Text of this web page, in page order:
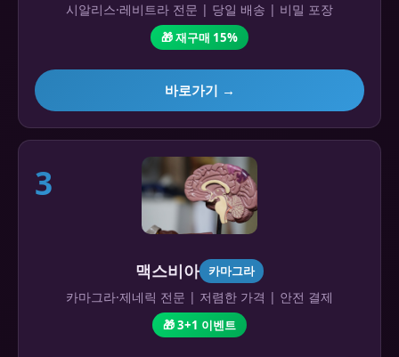
시알리스·레비트라 전문 | 당일 배송 | 비밀 포장
🎁 재구매 15%
바로가기 →
3
맥스비아 카마그라
카마그라·제네릭 전문 | 저렴한 가격 | 안전 결제
🎁 3+1 이벤트